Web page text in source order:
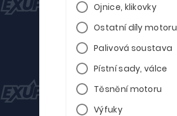
Ojnice, klikovky
Ostatní díly motoru
Palivová soustava
Pístní sady, válce
Těsnění motoru
Výfuky